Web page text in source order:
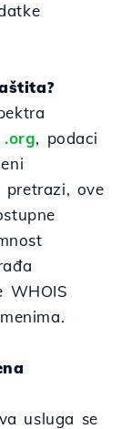
.org, podaci
ove
WHOIS
usluga se